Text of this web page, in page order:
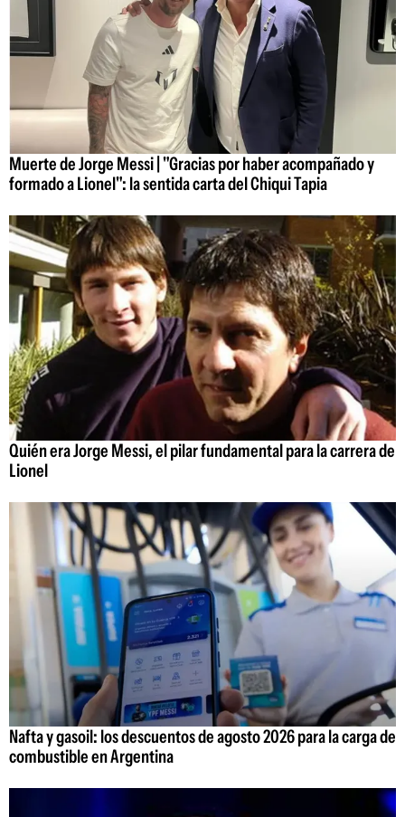
Muerte de Jorge Messi | "Gracias por haber acompañado y
formado a Lionel": la sentida carta del Chiqui Tapia
Quién era Jorge Messi, el pilar fundamental para la carrera de
Lionel
Nafta y gasoil: los descuentos de agosto 2026 para la carga de
combustible en Argentina